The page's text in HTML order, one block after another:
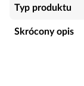
Typ produktu
Skrócony opis